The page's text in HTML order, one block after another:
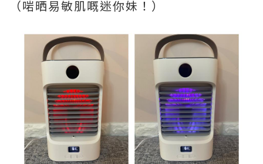
（啱晒易敏肌嘅迷你妹！）